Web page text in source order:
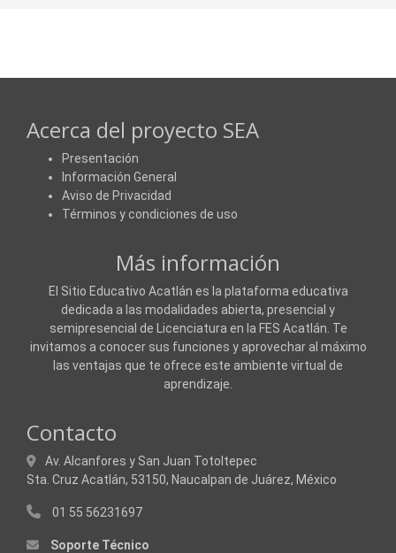
Acerca del proyecto SEA
Presentación
Información General
Aviso de Privacidad
Términos y condiciones de uso
Más información
El Sitio Educativo Acatlán es la plataforma educativa
dedicada a las modalidades abierta, presencial y
semipresencial de Licenciatura en la FES Acatlán. Te
invitamos a conocer sus funciones y aprovechar al máximo
las ventajas que te ofrece este ambiente virtual de
aprendizaje.
Contacto
Av. Alcanfores y San Juan Totoltepec
Sta. Cruz Acatlán, 53150, Naucalpan de Juárez, México
01 55 56231697
Soporte Técnico